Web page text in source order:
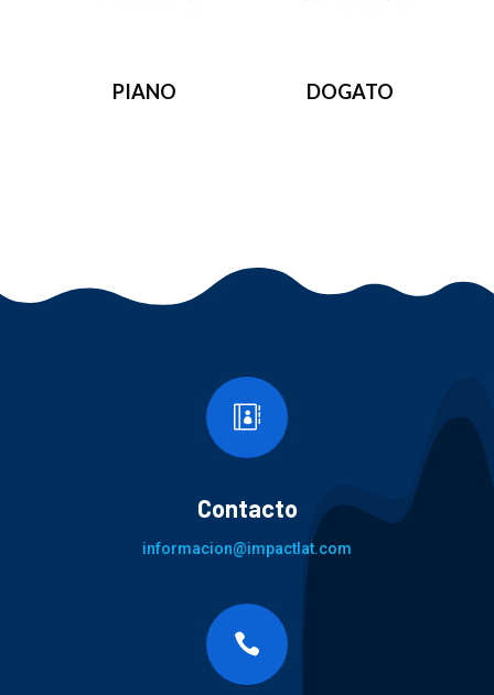
PIANO DOGATO

Contacto
informacion@impactlat.com
